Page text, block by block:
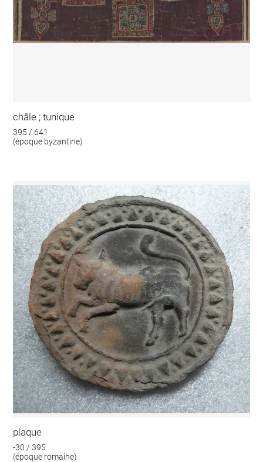
châle ; tunique
395 / 641
(époque byzantine)
plaque
-30 / 395
(époque romaine)